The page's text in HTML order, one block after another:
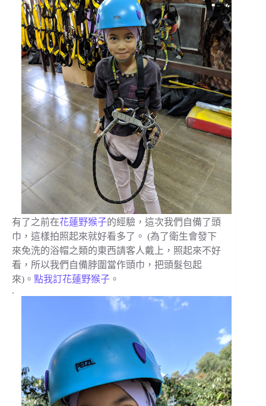
有了之前在花蓮野猴子的經驗，這次我們自備了頭
巾，這樣拍照起來就好看多了。 (為了衛生會發下
來免洗的浴帽之類的東西請客人戴上，照起來不好
看，所以我們自備脖圍當作頭巾，把頭髮包起
來)。 點我訂花蓮野猴子 。
.